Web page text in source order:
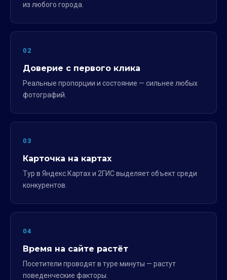
из любого города.
02
Доверие с первого клика
Реальные пропорции и состояние — сильнее любых
фотографий.
03
Карточка на картах
Тур в Яндекс.Картах и 2ГИС выделяет объект среди
конкурентов.
04
Время на сайте растёт
Посетители проводят в туре минуты — растут
поведенческие факторы.